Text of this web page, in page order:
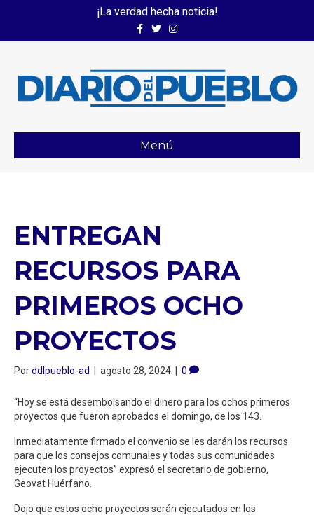
¡La verdad hecha noticia!
FacebookTwitterInstagram
Menú
ENTREGAN
RECURSOS PARA
PRIMEROS OCHO
PROYECTOS
Porddlpueblo-ad | agosto 28, 2024 | 0
“Hoy se está desembolsando el dinero para los ochos primeros
proyectos que fueron aprobados el domingo, de los 143.
Inmediatamente firmado el convenio se les darán los recursos
para que los consejos comunales y todas sus comunidades
ejecuten los proyectos” expresó el secretario de gobierno,
Geovat Huérfano.
Dojo que estos ocho proyectos serán ejecutados en los